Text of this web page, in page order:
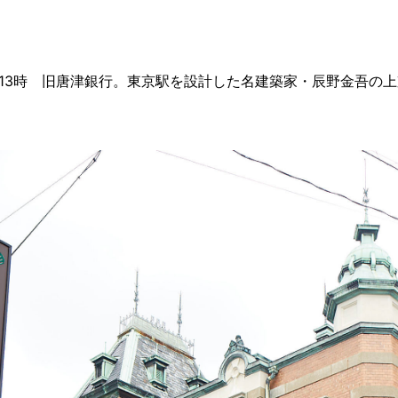
時 旧唐津銀行。東京駅を設計した名建築家・辰野金吾の